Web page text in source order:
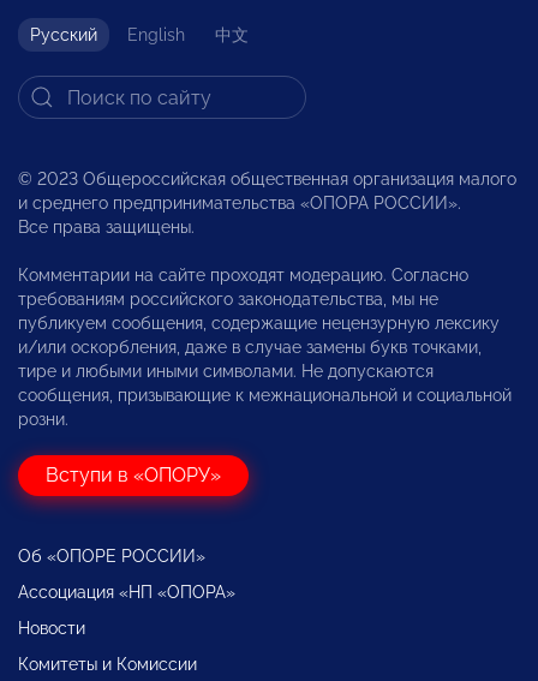
Русский English 中文
© 2023 Общероссийская общественная организация малого
и среднего предпринимательства «ОПОРА РОССИИ».
Все права защищены.
Комментарии на сайте проходят модерацию. Согласно
требованиям российского законодательства, мы не
публикуем сообщения, содержащие нецензурную лексику
и/или оскорбления, даже в случае замены букв точками,
тире и любыми иными символами. Не допускаются
сообщения, призывающие к межнациональной и социальной
розни.
Вступи в «ОПОРУ»
Об «ОПОРЕ РОССИИ»
Ассоциация «НП «ОПОРА»
Новости
Комитеты и Комиссии